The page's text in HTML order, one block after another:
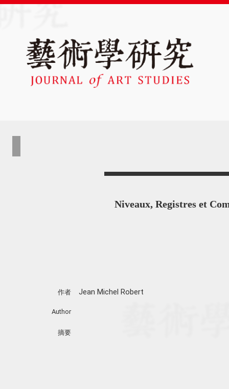
Niveaux, Registres et
作者 Jean Michel Robert
Author
摘要